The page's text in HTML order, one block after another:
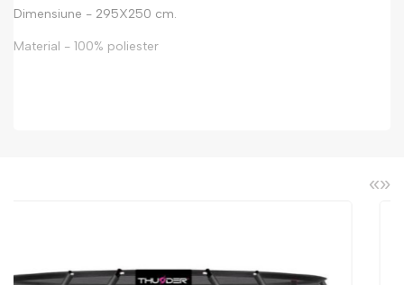
Dimensiune - 295X250 cm.
Material - 100% poliester
«»